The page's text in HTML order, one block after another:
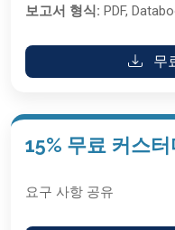
보고서 형식: PDF,
무
15% 무료 커스
요구 사항 공유